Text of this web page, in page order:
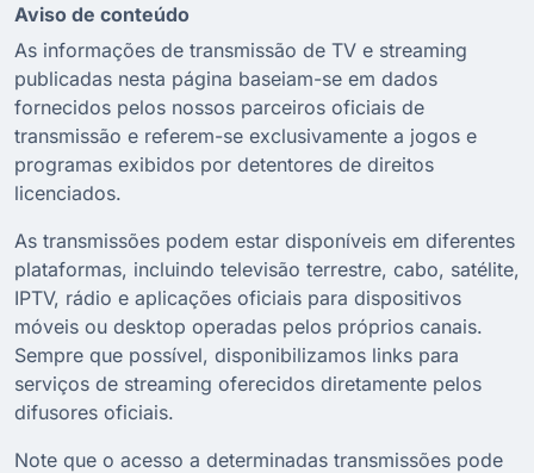
Aviso de conteúdo
As informações de transmissão de TV e streaming
publicadas nesta página baseiam-se em dados
fornecidos pelos nossos parceiros oficiais de
transmissão e referem-se exclusivamente a jogos e
programas exibidos por detentores de direitos
licenciados.
As transmissões podem estar disponíveis em diferentes
plataformas, incluindo televisão terrestre, cabo, satélite,
IPTV, rádio e aplicações oficiais para dispositivos
móveis ou desktop operadas pelos próprios canais.
Sempre que possível, disponibilizamos links para
serviços de streaming oferecidos diretamente pelos
difusores oficiais.
Note que o acesso a determinadas transmissões pode